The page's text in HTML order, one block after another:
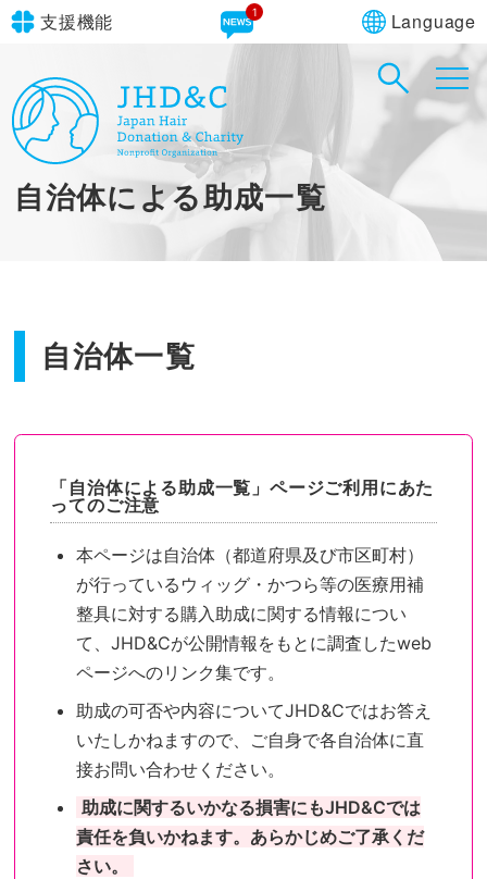
支援機能
文字サイズ 標準
青 黒
やさしいにほんご
Language
in simple English
自治体による助成一覧
自治体一覧
「自治体による助成一覧」ページご利用にあた
ってのご注意
本ページは自治体（都道府県及び市区町村）
が行っているウィッグ・かつら等の医療用補
整具に対する購入助成に関する情報につい
て、JHD&Cが公開情報をもとに調査したweb
ページへのリンク集です。
助成の可否や内容についてJHD&Cではお答え
いたしかねますので、ご自身で各自治体に直
接お問い合わせください。
助成に関するいかなる損害にもJHD&Cでは
責任を負いかねます。あらかじめご了承くだ
さい。